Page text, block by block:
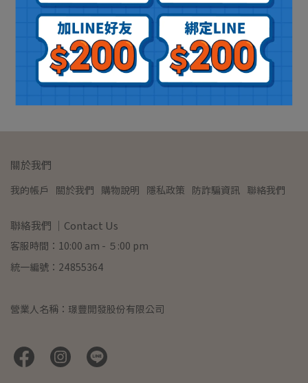
Picassotiles 三麗鷗系列
軌道彩繪磁力片 Hello
Kitty 56PCS
NT$1,160NT$1,450
加入購物車
Picassotiles 三麗鷗系列
軌道彩繪磁力片 Kuromi
46PCS
NT$1,160NT$1,450
加入購物車
關於我們
我的帳戶 關於我們 購物說明 隱私政策 防詐騙資訊 聯絡我們
聯絡我們 ｜Contact Us
客服時間：10:00 am - ５:00 pm
統一編號：24855364
營業人名稱：璟豐開發股份有限公司